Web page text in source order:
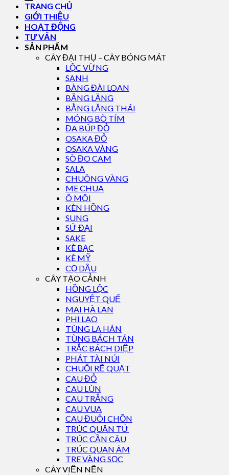
TRANG CHỦ
GIỚI THIỆU
HOẠT ĐỘNG
TƯ VẤN
SẢN PHẨM
CÂY ĐẠI THỤ – CÂY BÓNG MÁT
LỘC VỪNG
SANH
BÀNG ĐÀI LOAN
BẰNG LĂNG
BẰNG LĂNG THÁI
MÓNG BÒ TÍM
ĐA BÚP ĐỎ
OSAKA ĐỎ
OSAKA VÀNG
SÒ ĐO CAM
SALA
CHUÔNG VÀNG
ME CHUA
Ô MÔI
KÈN HỒNG
SUNG
SỨ ĐẠI
SAKE
KÈ BẠC
KÈ MỸ
CỌ DẦU
CÂY TẠO CẢNH
HỒNG LỘC
NGUYỆT QUẾ
MAI HÀ LAN
PHI LAO
TÙNG LA HÁN
TÙNG BÁCH TÁN
TRẮC BÁCH DIỆP
PHÁT TÀI NÚI
CHUỐI RẼ QUẠT
CAU ĐỎ
CAU LÙN
CAU TRẮNG
CAU VUA
CAU ĐUÔI CHỒN
TRÚC QUÂN TỬ
TRÚC CẦN CÂU
TRÚC QUAN ÂM
TRE VÀNG SỌC
CÂY VIỀN NỀN